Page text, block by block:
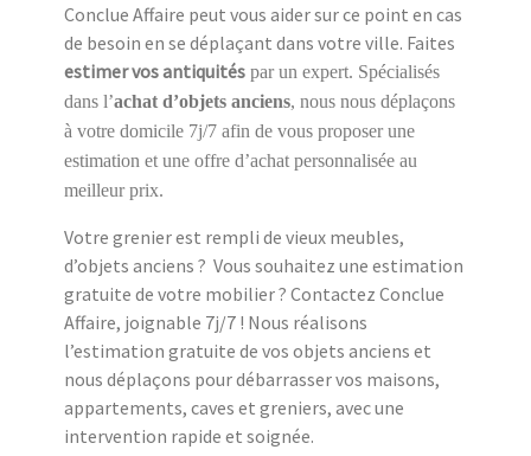
Conclue Affaire peut vous aider sur ce point en cas
de besoin en se déplaçant dans votre ville. Faites
estimer vos antiquités par un expert. Spécialisés
dans l’achat d’objets anciens, nous nous déplaçons
à votre domicile 7j/7 afin de vous proposer une
estimation et une offre d’achat personnalisée au
meilleur prix.
Votre grenier est rempli de vieux meubles,
d’objets anciens ? Vous souhaitez une estimation
gratuite de votre mobilier ? Contactez Conclue
Affaire, joignable 7j/7 ! Nous réalisons
l’estimation gratuite de vos objets anciens et
nous déplaçons pour débarrasser vos maisons,
appartements, caves et greniers, avec une
intervention rapide et soignée.